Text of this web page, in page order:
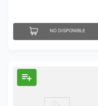
NO DISPONIBLE